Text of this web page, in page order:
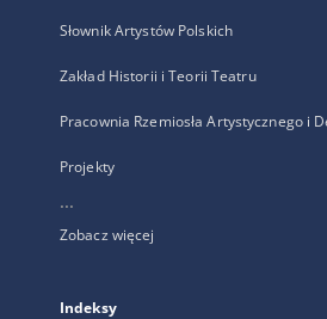
Słownik Artystów Polskich
Zakład Historii i Teorii Teatru
Pracownia Rzemiosła Artystycznego i
Projekty
...
Zobacz więcej
Indeksy